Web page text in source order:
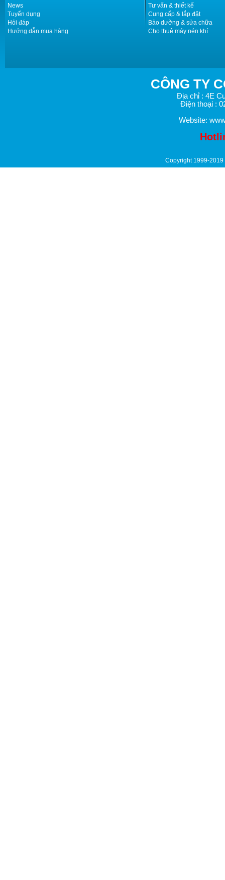
News
Tuyển dụng
Hỏi đáp
Hướng dẫn mua hàng
Tư vấn & thiết kế
Cung cấp & lắp đặt
Bảo dưỡng & sửa chữa
Cho thuê máy nén khí
CÔNG TY
Địa chỉ : 4E
Điện thoại :
Website:
Copyright 1999-